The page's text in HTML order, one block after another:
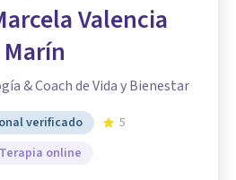
Valencia
Marín
& Coach de Vida y Bienestar
verificado
5
Terapia online